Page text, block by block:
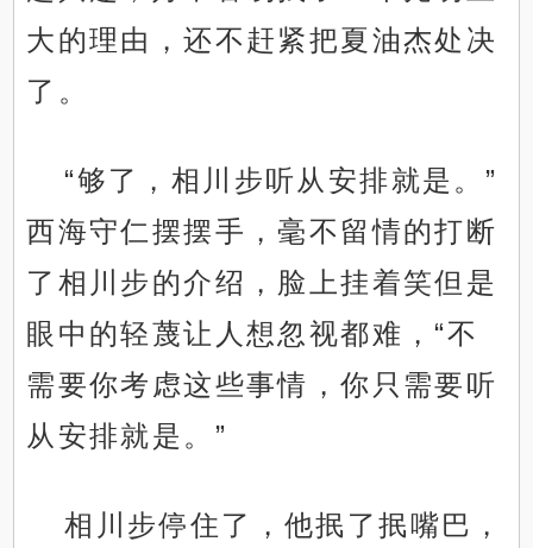
大的理由，还不赶紧把夏油杰处决
了。
“够了，相川步听从安排就是。”
西海守仁摆摆手，毫不留情的打断
了相川步的介绍，脸上挂着笑但是
眼中的轻蔑让人想忽视都难，“不
需要你考虑这些事情，你只需要听
从安排就是。”
相川步停住了，他抿了抿嘴巴，